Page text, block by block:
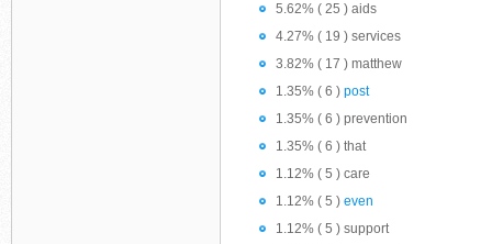
5.62% ( 25 ) aids
4.27% ( 19 ) services
3.82% ( 17 ) matthew
1.35% ( 6 ) post
1.35% ( 6 ) prevention
1.35% ( 6 ) that
1.12% ( 5 ) care
1.12% ( 5 ) even
1.12% ( 5 ) support